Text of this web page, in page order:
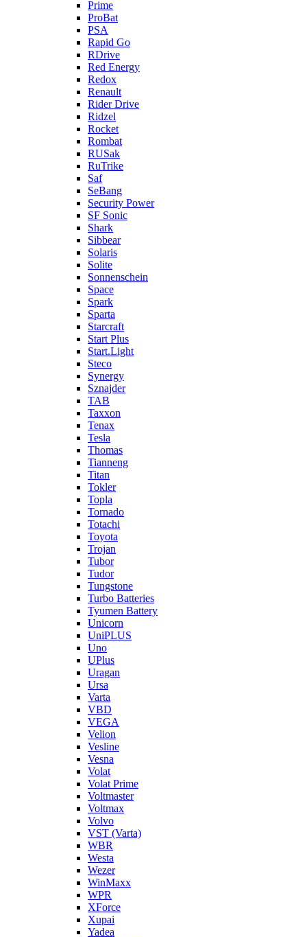
Prime
ProBat
PSA
Rapid Go
RDrive
Red Energy
Redox
Renault
Rider Drive
Ridzel
Rocket
Rombat
RUSak
RuTrike
Saf
SeBang
Security Power
SF Sonic
Shark
Sibbear
Solaris
Solite
Sonnenschein
Space
Spark
Sparta
Starcraft
Start Plus
Start.Light
Steco
Synergy
Sznajder
TAB
Taxxon
Tenax
Tesla
Thomas
Tianneng
Titan
Tokler
Topla
Tornado
Totachi
Toyota
Trojan
Tubor
Tudor
Tungstone
Turbo Batteries
Tyumen Battery
Unicorn
UniPLUS
Uno
UPlus
Uragan
Ursa
Varta
VBD
VEGA
Velion
Vesline
Vesna
Volat
Volat Prime
Voltmaster
Voltmax
Volvo
VST (Varta)
WBR
Westa
Wezer
WinMaxx
WPR
XForce
Xupai
Yadea